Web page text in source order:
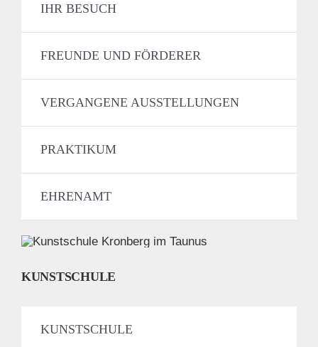
IHR BESUCH
FREUNDE UND FÖRDERER
VERGANGENE AUSSTELLUNGEN
PRAKTIKUM
EHRENAMT
KUNSTSCHULE
KUNSTSCHULE